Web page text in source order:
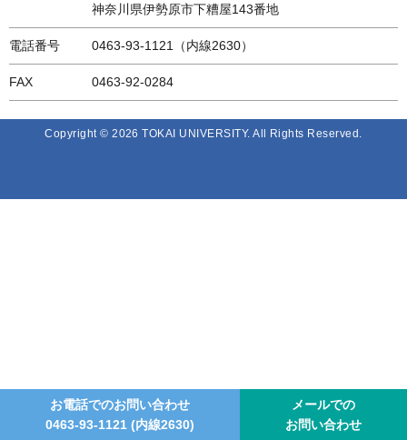
神奈川県伊勢原市下糟屋143番地
電話番号 0463-93-1121（内線2630）
FAX 0463-92-0284
お電話でのお問い合わせ
0463-93-1121 (内線2630)
メールでの
お問い合わせ
Copyright © 2026 TOKAI UNIVERSITY. All Rights Reserved.